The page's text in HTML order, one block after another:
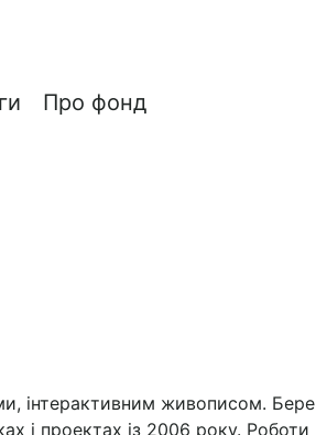
Про фонд
інтерактивним живописом. Бере
і проектах із 2006 року. Роботи